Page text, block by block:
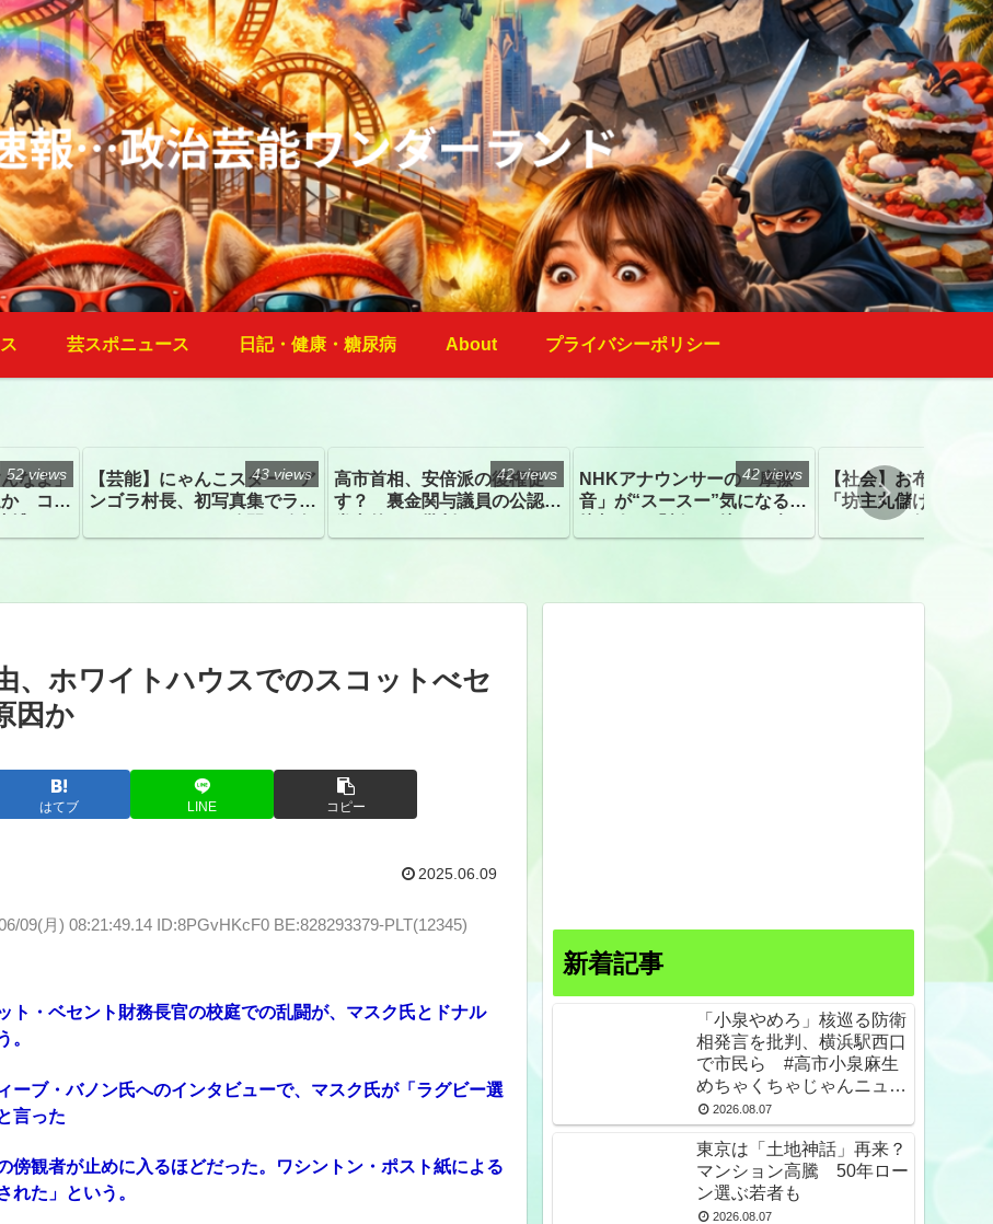
芸スポニュース 日記・健康・糖尿病 About プライバシーポリシー
なよ」
か コン
52 views
【芸能】にゃんこスター・ア
ンゴラ村長、初写真集でラン
はデジタル写真集が異例の大
43 views
高市首相、安倍派の復権促
す？ 裏金関与議員の公認、
42 views
NHKアナウンサーの「摩擦
音」が“スースー”気になる指
聴こえる。聴きづらい」
42 views
【社会】お布施、戒
「坊主丸儲け」は
ほとんどが年収３０
下「地方の寺の僧侶
、ホワイトハウスでのスコットべセ
因か
はてブ LINE コピー
2025.06.09
09(月) 08:21:49.14 ID:8PGvHKcF0 BE:828293379-PLT(12345)
ト・ベセント財務長官の校庭での乱闘が、マスク氏とドナル
。
ーブ・バノン氏へのインタビューで、マスク氏が「ラグビー選
言った
観者が止めに入るほどだった。ワシントン・ポスト紙による
れた」という。
新着記事
「小泉やめろ」核巡る防衛
相発言を批判、横浜駅西口
で市民ら #高市小泉麻生
めちゃくちゃじゃんニュー
スdeプロテスト
2026.08.07
東京は「土地神話」再来？
マンション高騰 50年ロー
ン選ぶ若者も
2026.08.07